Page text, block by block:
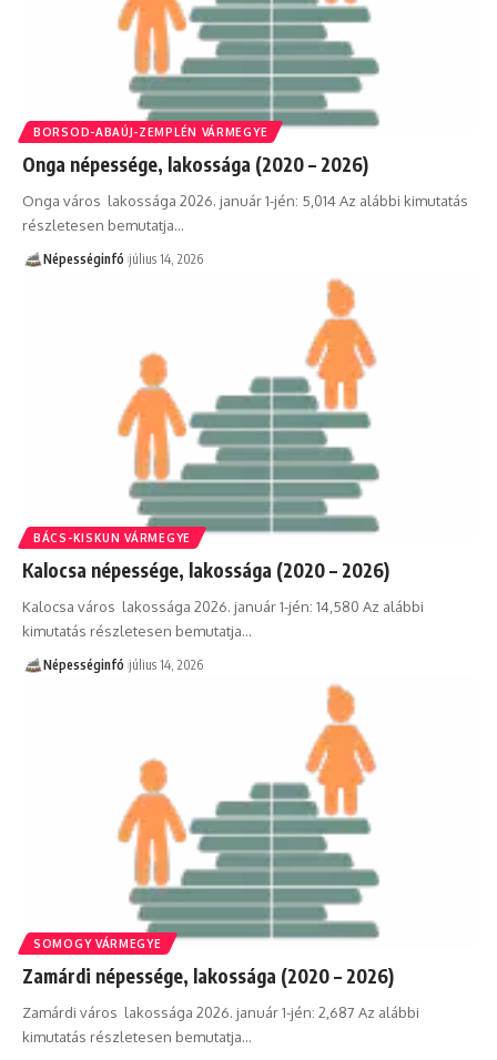
BORSOD-ABAÚJ-ZEMPLÉN VÁRMEGYE
Onga népessége, lakossága (2020 – 2026)
Onga város lakossága 2026. január 1-jén: 5,014 Az alábbi kimutatás
részletesen bemutatja…
Népességinfó július 14, 2026
BÁCS-KISKUN VÁRMEGYE
Kalocsa népessége, lakossága (2020 – 2026)
Kalocsa város lakossága 2026. január 1-jén: 14,580 Az alábbi
kimutatás részletesen bemutatja…
Népességinfó július 14, 2026
SOMOGY VÁRMEGYE
Zamárdi népessége, lakossága (2020 – 2026)
Zamárdi város lakossága 2026. január 1-jén: 2,687 Az alábbi
kimutatás részletesen bemutatja…